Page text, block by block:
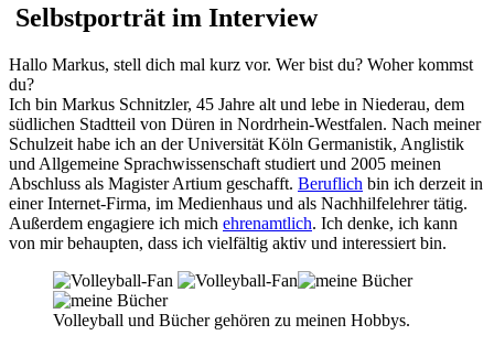
Selbstporträt im Interview
Hallo Markus, stell dich mal kurz vor. Wer bist du? Woher kommst
du?
Ich bin Markus Schnitzler, 45 Jahre alt und lebe in Niederau, dem
südlichen Stadtteil von Düren in Nordrhein-Westfalen. Nach meiner
Schulzeit habe ich an der Universität Köln Germanistik, Anglistik
und Allgemeine Sprachwissenschaft studiert und 2005 meinen
Abschluss als Magister Artium geschafft. Beruflich bin ich derzeit in
einer Internet-Firma, im Medienhaus und als Nachhilfelehrer tätig.
Außerdem engagiere ich mich ehrenamtlich. Ich denke, ich kann
von mir behaupten, dass ich vielfältig aktiv und interessiert bin.
Volleyball und Bücher gehören zu meinen Hobbys.